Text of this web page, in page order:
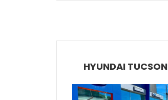
HYUNDAI TUCSON